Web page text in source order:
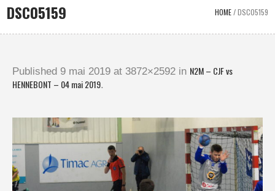
DSC05159 HOME/DSC05159
Published 9 mai 2019 at 3872×2592 in N2M – CJF vs
HENNEBONT – 04 mai 2019.